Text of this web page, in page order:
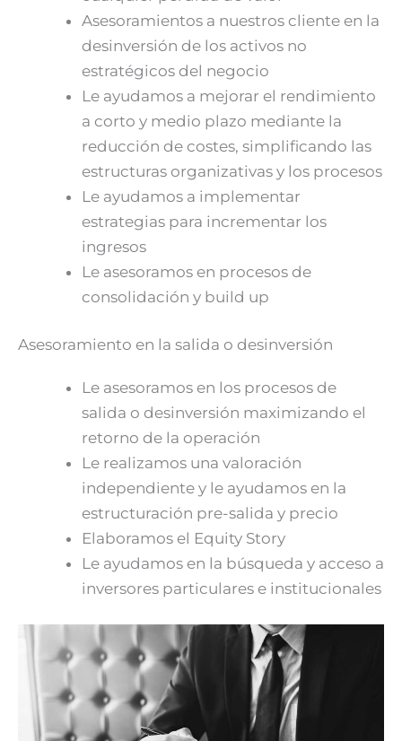
Asesoramientos a nuestros cliente en la
desinversión de los activos no
estratégicos del negocio
Le ayudamos a mejorar el rendimiento
a corto y medio plazo mediante la
reducción de costes, simplificando las
estructuras organizativas y los procesos
Le ayudamos a implementar
estrategias para incrementar los
ingresos
Le asesoramos en procesos de
consolidación y build up
Asesoramiento en la salida o desinversión
Le asesoramos en los procesos de
salida o desinversión maximizando el
retorno de la operación
Le realizamos una valoración
independiente y le ayudamos en la
estructuración pre-salida y precio
Elaboramos el Equity Story
Le ayudamos en la búsqueda y acceso a
inversores particulares e institucionales